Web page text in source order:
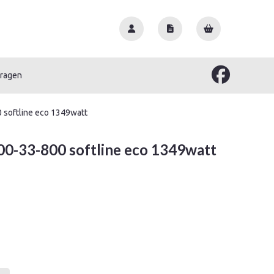
softline eco 1349watt
33-800 softline eco 1349watt